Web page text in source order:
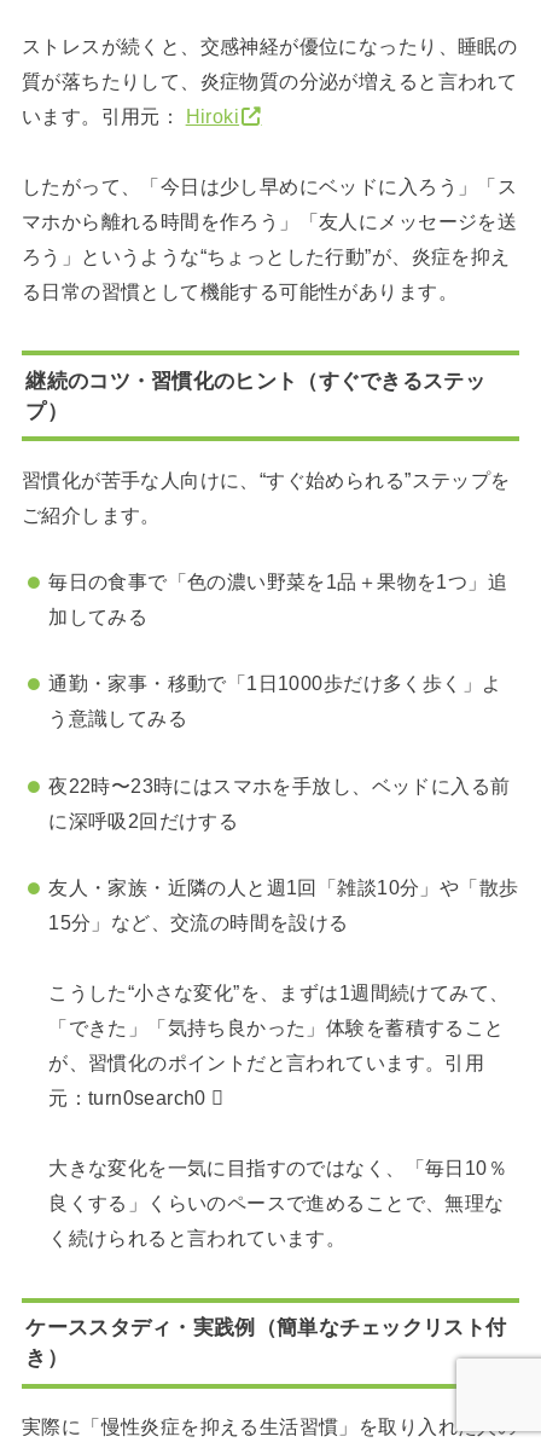
ストレスが続くと、交感神経が優位になったり、睡眠の
質が落ちたりして、炎症物質の分泌が増えると言われて
います。引用元： Hiroki
したがって、「今日は少し早めにベッドに入ろう」「ス
マホから離れる時間を作ろう」「友人にメッセージを送
ろう」というような“ちょっとした行動”が、炎症を抑え
る日常の習慣として機能する可能性があります。
継続のコツ・習慣化のヒント（すぐできるステッ
プ）
習慣化が苦手な人向けに、“すぐ始められる”ステップを
ご紹介します。
毎日の食事で「色の濃い野菜を1品＋果物を1つ」追
加してみる
通勤・家事・移動で「1日1000歩だけ多く歩く」よ
う意識してみる
夜22時〜23時にはスマホを手放し、ベッドに入る前
に深呼吸2回だけする
友人・家族・近隣の人と週1回「雑談10分」や「散歩
15分」など、交流の時間を設ける
こうした“小さな変化”を、まずは1週間続けてみて、
「できた」「気持ち良かった」体験を蓄積すること
が、習慣化のポイントだと言われています。引用
元：turn0search0 
大きな変化を一気に目指すのではなく、「毎日10％
良くする」くらいのペースで進めることで、無理な
く続けられると言われています。
ケーススタディ・実践例（簡単なチェックリスト付
き）
実際に「慢性炎症を抑える生活習慣」を取り入れた人の